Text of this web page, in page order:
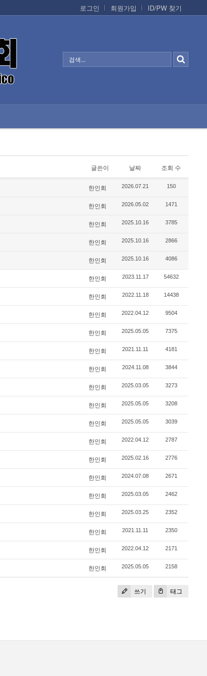
로그인
회원가입 ID/PW 찾기
글쓴이 날짜 조회 수
한인회 2026.07.21 150
한인회 2026.05.02 1471
한인회 2025.10.16 3785
한인회 2025.10.16 2866
한인회 2025.10.16 4086
한인회 2023.11.17 54632
한인회 2022.11.18 14438
한인회 2022.04.12 9504
한인회 2025.05.05 7375
한인회 2021.11.11 4181
한인회 2024.11.08 3844
한인회 2025.03.05 3273
한인회 2025.05.05 3208
한인회 2025.05.05 3039
한인회 2022.04.12 2787
한인회 2025.02.16 2776
한인회 2024.07.08 2671
한인회 2025.03.05 2462
한인회 2025.03.25 2352
한인회 2021.11.11 2350
한인회 2022.04.12 2171
한인회 2025.05.05 2158
쓰기 태그